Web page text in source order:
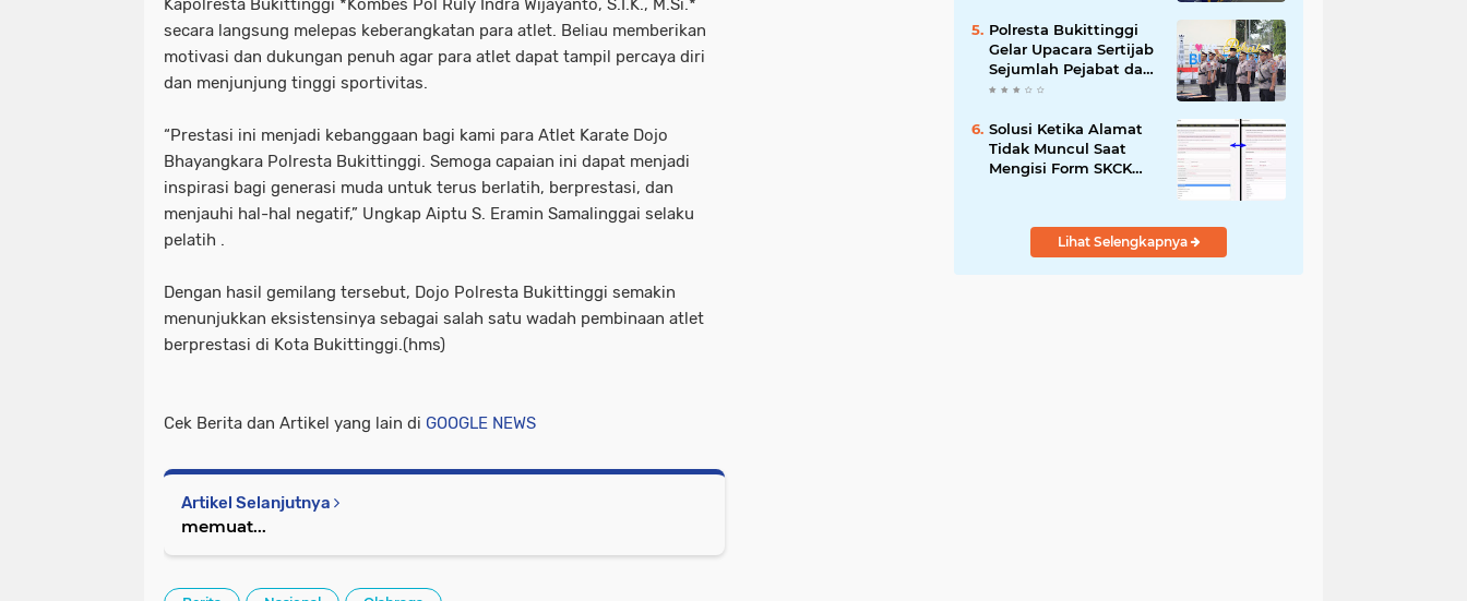
Kapolresta Bukittinggi *Kombes Pol Ruly Indra Wijayanto, S.I.K., M.Si.*
secara langsung melepas keberangkatan para atlet. Beliau memberikan
motivasi dan dukungan penuh agar para atlet dapat tampil percaya diri
dan menjunjung tinggi sportivitas.
“Prestasi ini menjadi kebanggaan bagi kami para Atlet Karate Dojo
Bhayangkara Polresta Bukittinggi. Semoga capaian ini dapat menjadi
inspirasi bagi generasi muda untuk terus berlatih, berprestasi, dan
menjauhi hal-hal negatif,” Ungkap Aiptu S. Eramin Samalinggai selaku
pelatih .
Dengan hasil gemilang tersebut, Dojo Polresta Bukittinggi semakin
menunjukkan eksistensinya sebagai salah satu wadah pembinaan atlet
berprestasi di Kota Bukittinggi.(hms)
Cek Berita dan Artikel yang lain di GOOGLE NEWS
Artikel Selanjutnya
memuat...
Polresta Bukittinggi
Gelar Upacara Sertijab
Sejumlah Pejabat dan
laporan Kenaikan
Solusi Ketika Alamat
Tidak Muncul Saat
Mengisi Form SKCK
Lihat Selengkapnya